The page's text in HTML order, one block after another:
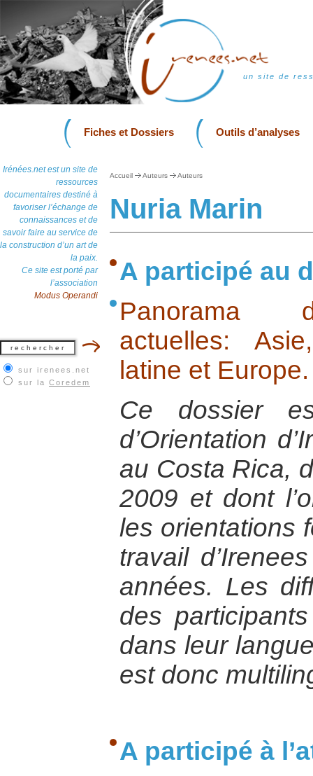
un site de
Fiches et Dossiers Outils d’analyses
Irénées.net est un site de
ressources
documentaires destiné à
favoriser l’échange de
connaissances et de
savoir faire au service de
la construction d’un art de
la paix.
Ce site est porté par
l’association
Modus Operandi
sur irenees.net
sur la Coredem
Accueil Auteurs Auteurs
Nuria Marin
A participé au
Panorama
actuelles:
latine et Europe.
Ce dossier
d’Orientation
au Costa Rica,
2009 et dont
les orientations
travail
années. Les
des
dans leur
est donc
A participé à